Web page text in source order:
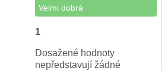
Velmi dobrá
1
Dosažené hodnoty
nepředstavují žádné